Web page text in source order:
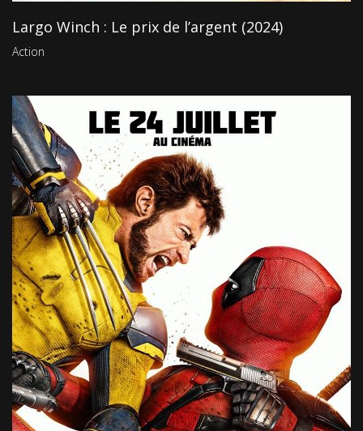
Largo Winch : Le prix de l’argent (2024)
Action